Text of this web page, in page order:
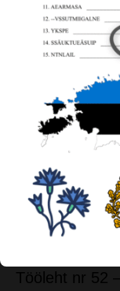
Tööleht nr 52